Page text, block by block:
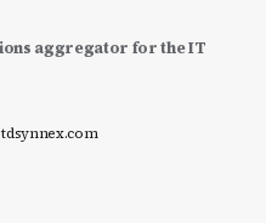
aggregator for the IT
tdsynnex.com